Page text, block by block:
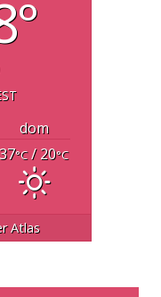
dom
37°C/ 20°C
Atlas